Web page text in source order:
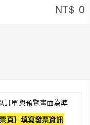
NT$ 0
訂單與預覽畫面為準
頁］填寫發票資訊